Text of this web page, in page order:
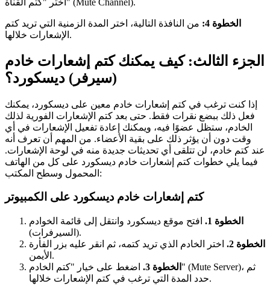
اختر "كتم القناة" (Mute Channel).
الخطوة 4:
من النافذة التالية، اختر المدة الزمنية التي تريد كتم
الإشعارات خلالها.
الجزء الثالث: كيف يمكنك كتم إشعارات خادم
(سيرفر) ديسكورد؟
إذا كنت ترغب في كتم إشعارات خادم معين على ديسكورد، يمكنك
فعل ذلك ببضع نقرات فقط. حتى بعد كتم الإشعارات الفورية لذلك
الخادم، ستظل عضوًا فيه، ويمكنك إعادة تفعيل الإشعارات في أي
وقت دون أن يؤثر ذلك على بقية الأعضاء. من المهم أن تعرف أنه
عند كتم خادم، لن تتلقى أي تحديثات جديدة منه في لوحة الإشعارات.
فيما يلي خطوات كتم إشعارات خادم ديسكورد على كل من الهاتف
المحمول وسطح المكتب:
كتم إشعارات خادم ديسكورد على الكمبيوتر
الخطوة 1.
افتح موقع ديسكورد وانتقل إلى قائمة الخوادم
(السيرفرات).
الخطوة 2.
اختر الخادم الذي تريد كتمه، ثم انقر عليه بزر الفأرة
الأيمن.
الخطوة 3.
اضغط على خيار "كتم الخادم" (Mute Server)، ثم
حدد المدة التي ترغب في كتم الإشعارات خلالها.